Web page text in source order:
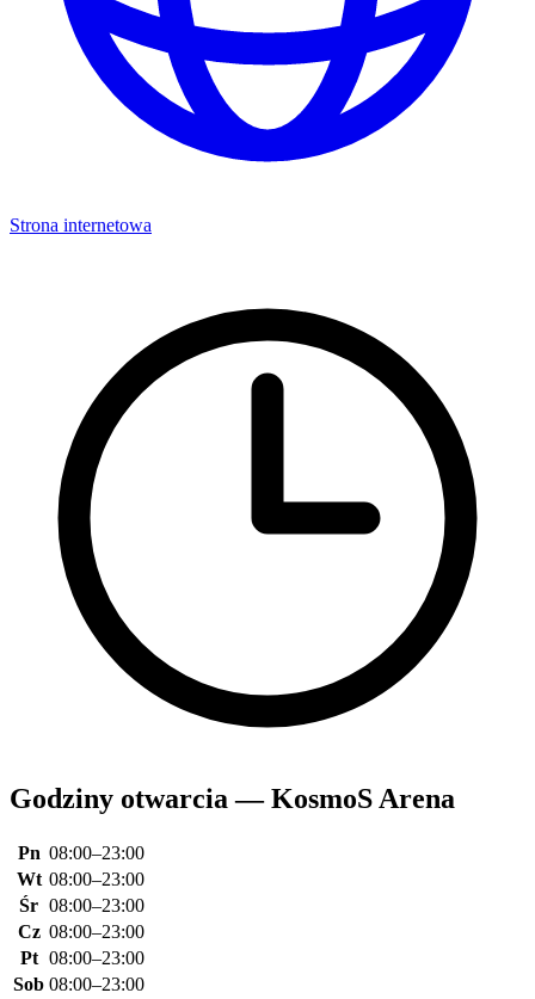
Strona internetowa
Godziny otwarcia — KosmoS Arena
Pn 08:00–23:00
Wt 08:00–23:00
Śr 08:00–23:00
Cz 08:00–23:00
Pt 08:00–23:00
Sob 08:00–23:00